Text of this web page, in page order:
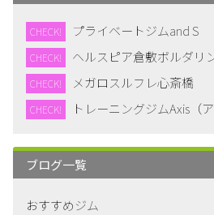
CHECK! プライベートジムand S
CHECK! ヘルスピア倉敷ボルダリ
CHECK! メガロスルフレ心斎橋
CHECK! トレーニングジムAxis（
ブログ一覧
おすすめジム